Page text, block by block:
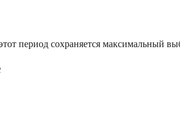
период сохраняется максимальный